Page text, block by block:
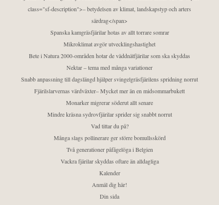
class="sf-description">– betydelsen av klimat, landskapstyp och arters
särdrag</span>
Spanska kamgräsfjärilar hotas av allt torrare somrar
Mikroklimat avgör utvecklingshastighet
Bete i Natura 2000-områden hotar de väddnätfjärilar som ska skyddas
Nektar – tema med många variationer
Snabb anpassning till dagslängd hjälper svingelgräsfjärilens spridning norrut
Fjärilslarvernas värdväxter– Mycket mer än en midsommarbukett
Monarker migrerar söderut allt senare
Mindre kräsna sydrovfjärilar sprider sig snabbt norrut
Vad tittar du på?
Många slags pollinerare ger större bomullsskörd
Två generationer påfågelöga i Belgien
Vackra fjärilar skyddas oftare än alldagliga
Kalender
Anmäl dig här!
Din sida